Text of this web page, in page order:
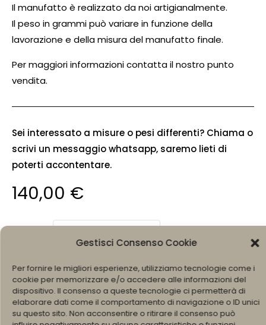
Gestisci Consenso Cookie
Per fornire le migliori esperienze, utilizziamo tecnologie come i
cookie per memorizzare e/o accedere alle informazioni del
dispositivo. Il consenso a queste tecnologie ci permetterà di
elaborare dati come il comportamento di navigazione o ID unici
su questo sito. Non acconsentire o ritirare il consenso può
Il manufatto è realizzato da noi artigianalmente.
Il peso in grammi può variare in funzione della
lavorazione e della misura del manufatto finale.
Per maggiori informazioni contatta il nostro punto
vendita.
Sei interessato a misure o pesi differenti? Chiama o
scrivi un messaggio whatsapp, saremo lieti di
poterti accontentare.
140,00 €
AGGIUNGI AL CARRELLO